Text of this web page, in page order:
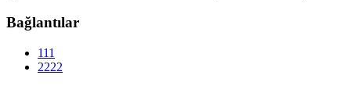
Bağlantılar
111
2222